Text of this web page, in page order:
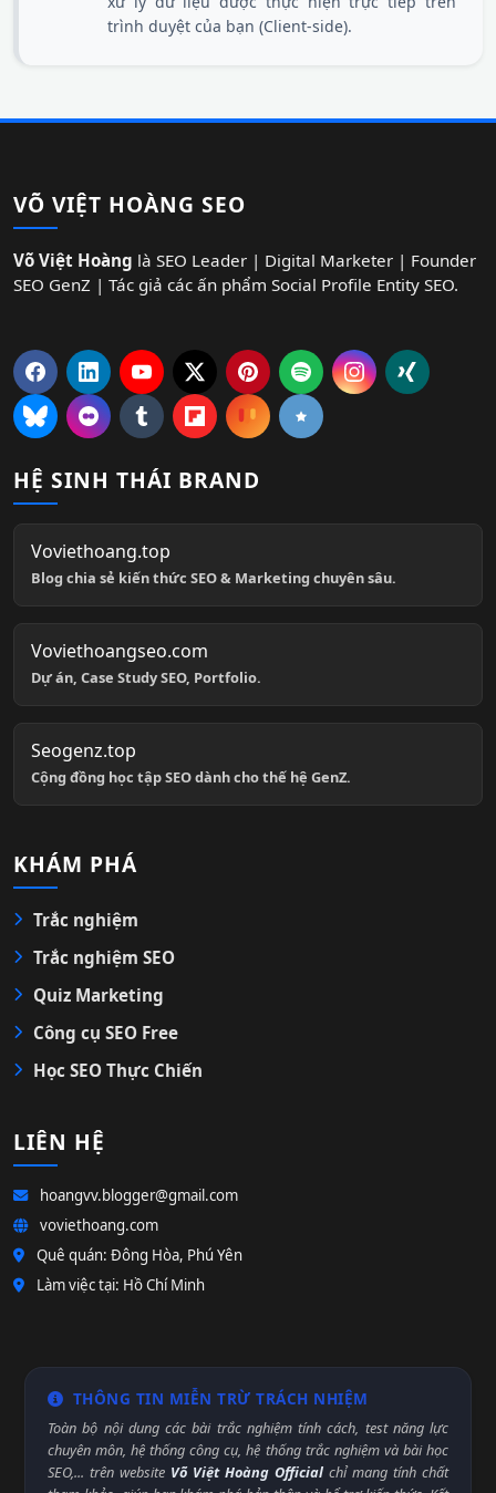
trình duyệt của bạn (Client-side).
VÕ VIỆT HOÀNG SEO
Võ Việt Hoàng là SEO Leader | Digital Marketer | Founder
SEO GenZ | Tác giả các ấn phẩm Social Profile Entity SEO.
HỆ SINH THÁI BRAND
Voviethoang.top
Blog chia sẻ kiến thức SEO & Marketing chuyên sâu.
Voviethoangseo.com
Dự án, Case Study SEO, Portfolio.
Seogenz.top
Cộng đồng học tập SEO dành cho thế hệ GenZ.
KHÁM PHÁ
Trắc nghiệm
Trắc nghiệm SEO
Quiz Marketing
Công cụ SEO Free
Học SEO Thực Chiến
LIÊN HỆ
hoangvv.blogger@gmail.com
voviethoang.com
Quê quán: Đông Hòa, Phú Yên
Làm việc tại: Hồ Chí Minh
THÔNG TIN MIỄN TRỪ TRÁCH NHIỆM
Toàn bộ nội dung các bài trắc nghiệm tính cách, test năng lực
chuyên môn, hệ thống công cụ, hệ thống trắc nghiệm và bài học
SEO,... trên website Võ Việt Hoàng Official chỉ mang tính chất